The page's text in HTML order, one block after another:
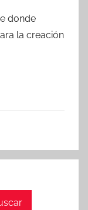
donde
la creación